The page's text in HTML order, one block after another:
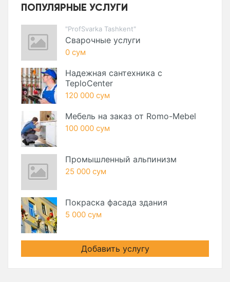
ПОПУЛЯРНЫЕ УСЛУГИ
"ProfSvarka Tashkent"
Сварочные услуги
0 сум
Надежная сантехника с
TeploCenter
120 000 сум
Мебель на заказ от Romo-Mebel
100 000 сум
Промышленный альпинизм
25 000 сум
Покраска фасада здания
5 000 сум
Добавить услугу